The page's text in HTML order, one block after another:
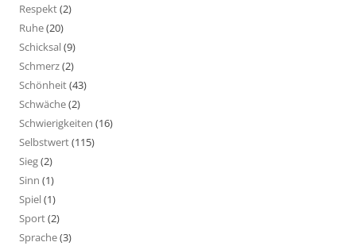
Respekt(2)
Ruhe(20)
Schicksal(9)
Schmerz(2)
Schönheit(43)
Schwäche(2)
Schwierigkeiten (16)
Selbstwert(115)
Sieg(2)
Sinn (1)
Spiel(1)
Sport(2)
Sprache(3)